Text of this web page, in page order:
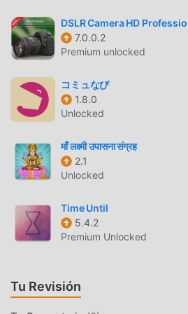
gratuita. moddroid promete que
de MAPS.ME no cobrarán a los
son 100% seguras, disponibles y de
descargar e instalar MAPS.ME
clic. ¡Qué estás esperando,
FUNCIONES
MAPS.ME Como una aplicación
potentes funciones han atraído a
tradicionales de life , MAPS.ME
experiencia más rica y funciones
completamente gratis! Además,
compatible con la aplicación life
DSLR Camera HD
7.0.0.2
Premium unlocked
コミュなび
1.8.0
Unlocked
माँ लक्ष्मी उपासना संग्रह
2.1
Unlocked
Time Until
5.4.2
Premium Unlocked
Tu Revisión